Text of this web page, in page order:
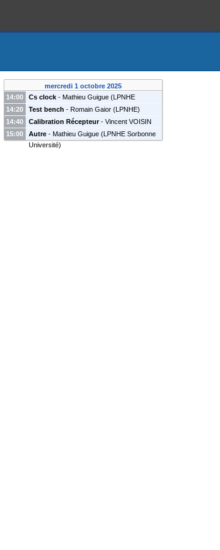
mercredi 1 octobre 2025
14:00
Cs clock - Mathieu Guigue (LPNHE
Sorbonne Université) Boris Popov
(LPNHE(Paris) and JINR(Dubna) ) stefano
russo
LPNHE
14:20 Test bench - Romain Gaior (LPNHE)
William Saenz (LPNHE)
14:40 Calibration Récepteur - Vincent VOISIN
({CNRS}UMR7585) vincent voisin (LPNHE)
15:00 Autre - Mathieu Guigue (LPNHE Sorbonne
Université)